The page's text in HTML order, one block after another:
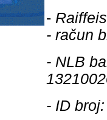
-
- račun
- NLB
- ID